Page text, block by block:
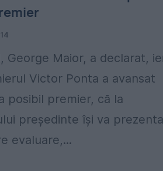
George Maior, a declarat,
Victor Ponta a avansat
posibil premier, că la
președinte își va
evaluare,...